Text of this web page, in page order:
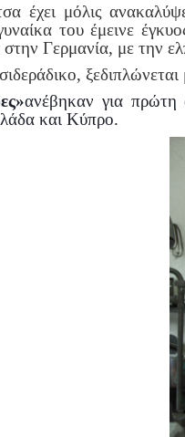
έχει μόλις
του έμεινε
στην Γερμανία, με την
ανέβηκαν για πρώτη
και Κύπρο.